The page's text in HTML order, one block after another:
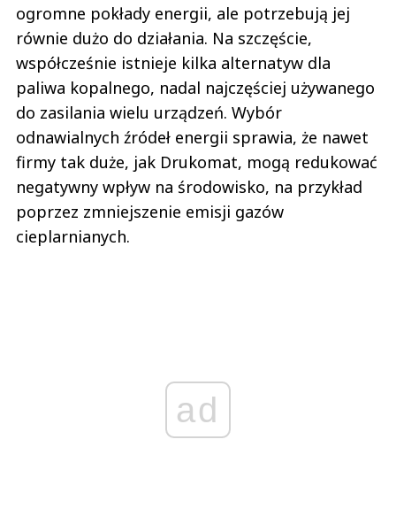
ogromne pokłady energii, ale potrzebują jej
równie dużo do działania. Na szczęście,
współcześnie istnieje kilka alternatyw dla
paliwa kopalnego, nadal najczęściej używanego
do zasilania wielu urządzeń. Wybór
odnawialnych źródeł energii sprawia, że nawet
firmy tak duże, jak Drukomat, mogą redukować
negatywny wpływ na środowisko, na przykład
poprzez zmniejszenie emisji gazów
cieplarnianych.
ad